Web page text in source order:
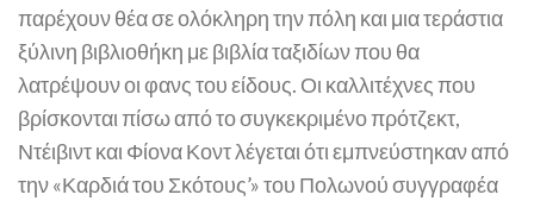
παρέχουν θέα σε ολόκληρη την πόλη και μια τεράστια
ξύλινη βιβλιοθήκη με βιβλία ταξιδίων που θα
λατρέψουν οι φανς του είδους. Οι καλλιτέχνες που
βρίσκονται πίσω από το συγκεκριμένο πρότζεκτ,
Ντέιβιντ και Φίονα Κοντ λέγεται ότι εμπνεύστηκαν από
την «Καρδιά του Σκότους’» του Πολωνού συγγραφέα